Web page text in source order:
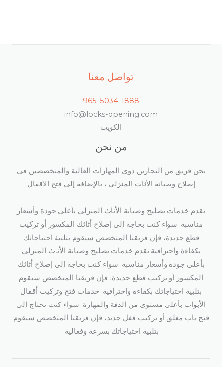
تواصل معنا
965-5034-1888
info@locks-opening.com
الكويت
من نحن
نحن فريق من النجارين ذوي المهارات العالية والمتخصصين في
إصلاح وصيانة الأثاث المنزلي ، بالإضافة إلى فتح الأقفال​
نقدم خدمات تصليح وصيانة الأثاث المنزلي بأعلى جودة وأسعار
مناسبة. سواء كنت بحاجة إلى إصلاح أثاثك المكسور أو تركيب
قطع جديدة، فإن فريقنا المتخصص سيقوم بتلبية احتياجاتك
بكفاءة واحترافية.نقدم خدمات تصليح وصيانة الأثاث المنزلي
بأعلى جودة وأسعار مناسبة. سواء كنت بحاجة إلى إصلاح أثاثك
المكسور أو تركيب قطع جديدة، فإن فريقنا المتخصص سيقوم
بتلبية احتياجاتك بكفاءة واحترافية. خدمات فتح وتركيب أقفال
الأبواب بأعلى مستوى من الدقة والمهارة. سواء كنت تحتاج إلى
فتح باب مغلق أو تركيب قفل جديد، فإن فريقنا المتخصص سيقوم
بتلبية احتياجاتك بسرعة وفعالية.